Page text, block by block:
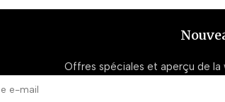
Offres spéciales et aperçu de